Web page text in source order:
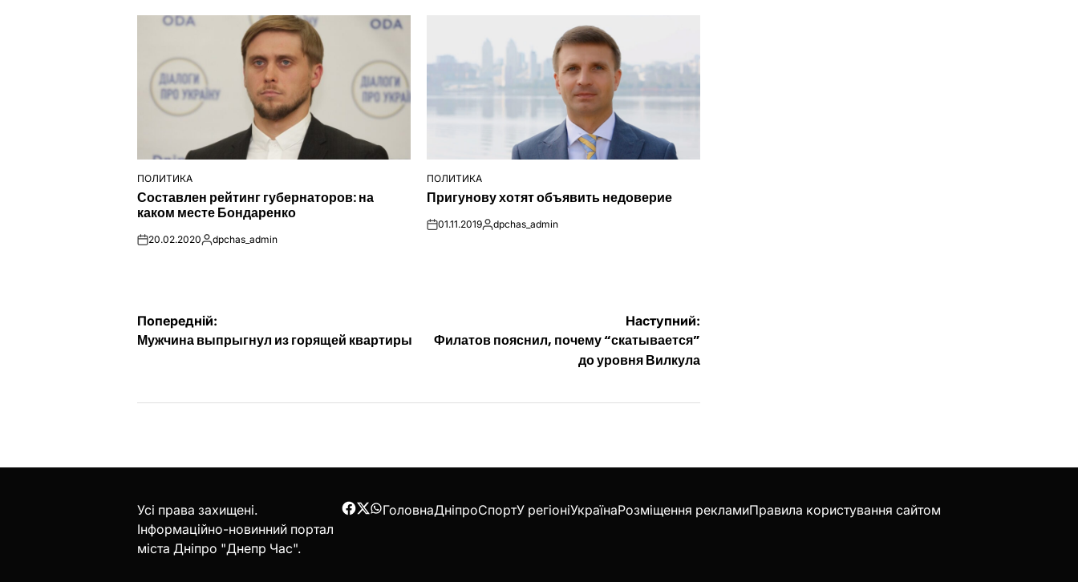
ОПУБЛІКУВАТИ
У
ПОЛИТИКА
Составлен рейтинг губернаторов: на
каком месте Бондаренко
on20.02.2020Опубліковано
dpchas_admin
ОПУБЛІКУВАТИ
ПОЛИТИКА
Пригунову хотят объявить недоверие
on01.11.2019Опубліковано
dpchas_admin
Навігація
Попередній:
Мужчина выпрыгнул из горящей квартиры
Наступний:
Филатов пояснил, почему “скатывается”
до уровня Вилкула
Усі права захищені.
Інформаційно-новинний портал
міста Дніпро "Днепр Час".
Facebook
Twitter
WhatsApp
ГоловнаДніпроСпортУ регіоніУкраїнаРозміщення рекламиПравила користування сайтом